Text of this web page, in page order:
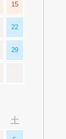
15
22
29
土